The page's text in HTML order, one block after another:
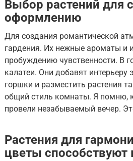
Выбор растений для
оформлению
Для создания романтической
гардения. Их нежные ароматы и
пробуждению чувственности. В
калатеи. Они добавят интерьеру
горшки и разместить растения
общий стиль комнаты. Я помню,
провели незабываемый вечер.
Растения для
цветы